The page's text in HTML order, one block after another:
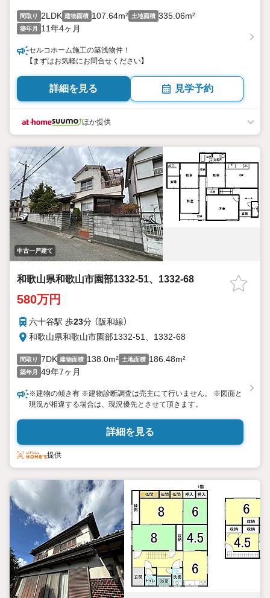
間取り 2LDK 建物面積 107.64m² 土地面積 335.06m²
築年月 11年4ヶ月
セルコホーム施工の築浅物件！
【まずはお気軽にお問合せください】
詳細を見る 見学予約
ほか提供
中古一戸建て
和歌山県和歌山市園部1332-51、1332-68
580万円
六十谷駅 歩23分 （阪和線）
和歌山県和歌山市園部1332-51、1332-68
間取り 7DK 建物面積 138.0m² 土地面積 186.48m²
築年月 49年7ヶ月
※建物の傾き有 ※建物診断調査は売主にて行いません。 ※図面と
現況が相違する場合は、現況優先とさせて頂きます。
詳細を見る
提供